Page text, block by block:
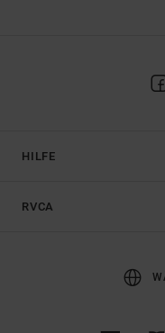
HILFE
RVCA